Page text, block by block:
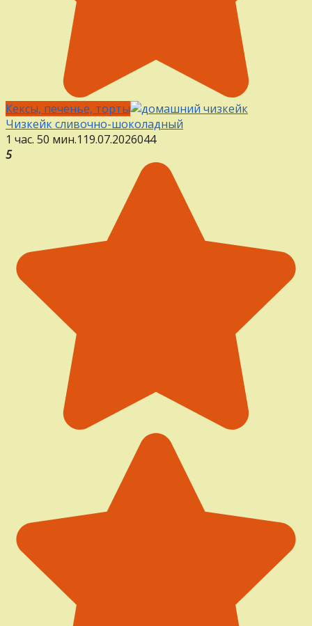
Кексы, печенье, торты
Чизкейк сливочно-шоколадный
1 час. 50 мин.1 19.07.2026044
5